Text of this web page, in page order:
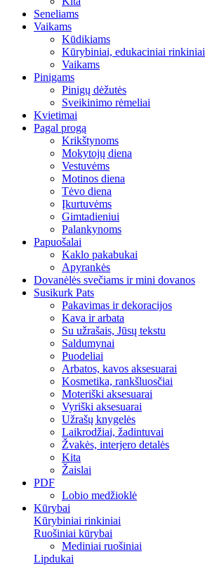
Seneliams
Vaikams
Kūdikiams
Kūrybiniai, edukaciniai rinkiniai
Vaikams
Pinigams
Pinigų dėžutės
Sveikinimo rėmeliai
Kvietimai
Pagal progą
Krikštynoms
Mokytojų diena
Vestuvėms
Motinos diena
Tėvo diena
Įkurtuvėms
Gimtadieniui
Palankynoms
Papuošalai
Kaklo pakabukai
Apyrankės
Dovanėlės svečiams ir mini dovanos
Susikurk Pats
Pakavimas ir dekoracijos
Kava ir arbata
Su užrašais, Jūsų tekstu
Saldumynai
Puodeliai
Arbatos, kavos aksesuarai
Kosmetika, rankšluosčiai
Moteriški aksesuarai
Vyriški aksesuarai
Užrašų knygelės
Laikrodžiai, žadintuvai
Žvakės, interjero detalės
Kita
Žaislai
PDF
Lobio medžioklė
Kūrybai
Kūrybiniai rinkiniai
Ruošiniai kūrybai
Mediniai ruošiniai
Lipdukai